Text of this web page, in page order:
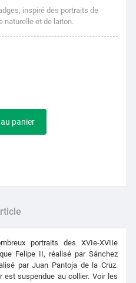
inspiré des portraits de
naturelle et de laiton.
panier
portraits des XVIe-XVIIe
Felipe II, réalisé par Sánchez
par Juan Pantoja de la Cruz.
est suspendue au collier. Voir les